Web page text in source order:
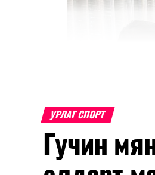
УРЛАГ СПОРТ
Гучин